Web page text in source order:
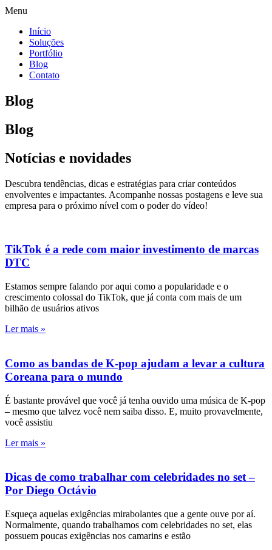
Menu
Início
Soluções
Portfólio
Blog
Contato
Blog
Blog
Notícias e novidades
Descubra tendências, dicas e estratégias para criar conteúdos
envolventes e impactantes. Acompanhe nossas postagens e leve sua
empresa para o próximo nível com o poder do vídeo!
TikTok é a rede com maior investimento de marcas
DTC
Estamos sempre falando por aqui como a popularidade e o
crescimento colossal do TikTok, que já conta com mais de um
bilhão de usuários ativos
Ler mais »
Como as bandas de K-pop ajudam a levar a cultura
Coreana para o mundo
É bastante provável que você já tenha ouvido uma música de K-pop
– mesmo que talvez você nem saiba disso. E, muito provavelmente,
você assistiu
Ler mais »
Dicas de como trabalhar com celebridades no set –
Por Diego Octávio
Esqueça aquelas exigências mirabolantes que a gente ouve por aí.
Normalmente, quando trabalhamos com celebridades no set, elas
possuem poucas exigências nos camarins e estão